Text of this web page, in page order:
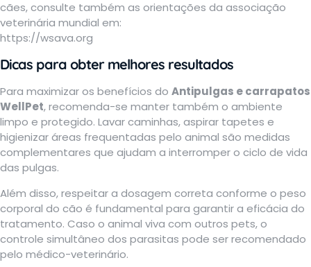
cães, consulte também as orientações da associação
veterinária mundial em:
https://wsava.org
Dicas para obter melhores resultados
Para maximizar os benefícios do Antipulgas e carrapatos
WellPet, recomenda-se manter também o ambiente
limpo e protegido. Lavar caminhas, aspirar tapetes e
higienizar áreas frequentadas pelo animal são medidas
complementares que ajudam a interromper o ciclo de vida
das pulgas.
Além disso, respeitar a dosagem correta conforme o peso
corporal do cão é fundamental para garantir a eficácia do
tratamento. Caso o animal viva com outros pets, o
controle simultâneo dos parasitas pode ser recomendado
pelo médico-veterinário.